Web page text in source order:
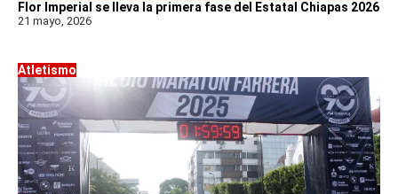
Flor Imperial se lleva la primera fase del Estatal Chiapas 2026
21 mayo, 2026
Atletismo